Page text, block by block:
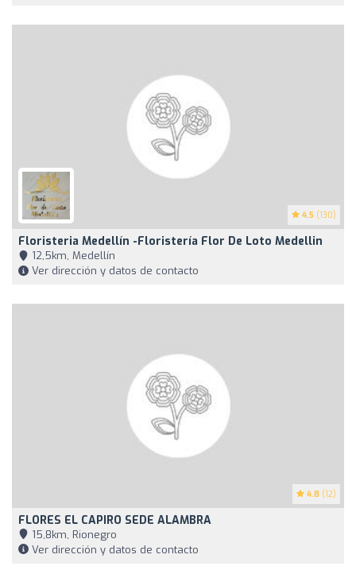
4.5 (130)
Floristeria Medellín -Floristería Flor De Loto Medellin
12,5km, Medellín
Ver dirección y datos de contacto
4.8 (12)
FLORES EL CAPIRO SEDE ALAMBRA
15,8km, Rionegro
Ver dirección y datos de contacto